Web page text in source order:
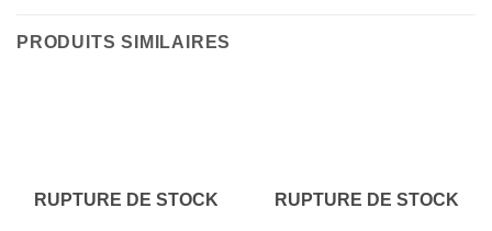
PRODUITS SIMILAIRES
RUPTURE DE STOCK RUPTURE DE STOCK